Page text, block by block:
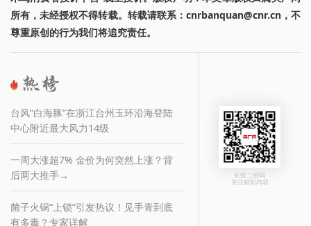
所有，未经授权不得转载。转载请联系：cnrbanquan@cnr.cn，不
尊重原创的行为我们将追究责任。
台风“白海豚”在浙江台州玉环沿海登陆
中心附近最大风力14级
一周大涨超7% 金价为何突然上涨？背
后两大推手→
菌子火锅“上锁”引发热议！见手青到底
有多毒？专家详解
长按二维码
关注精彩内容